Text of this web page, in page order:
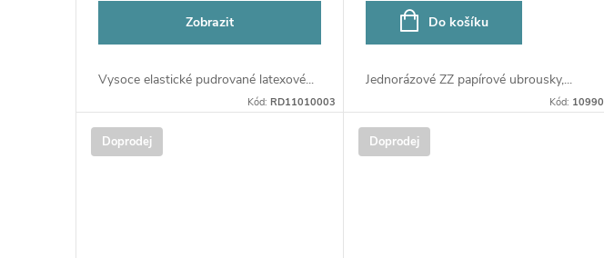
u
k
Zobrazit
Vysoce elastické pudrované latexové...
Kód:RD11010003
Do košíku
Jednorázové ZZ papírové ubrousky,...
Kód: 10990
Doprodej Doprodej